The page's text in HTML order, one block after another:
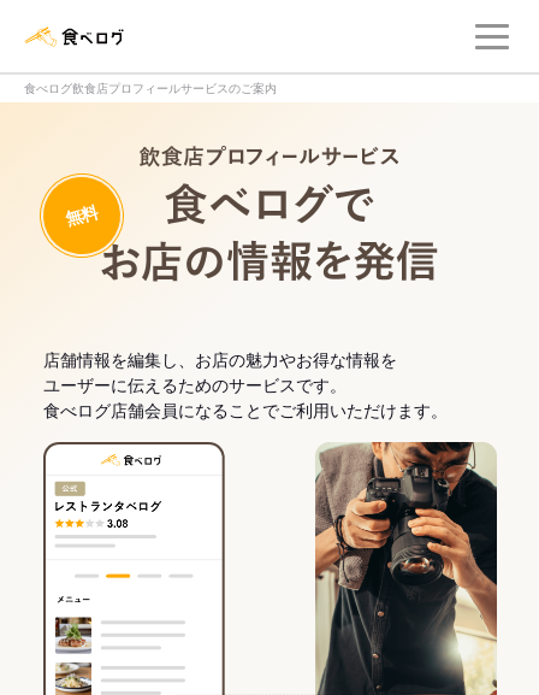
食べログ飲食店プロフィールサービスのご案内
無料
店舗情報を編集し、お店の魅力やお得な情報を
ユーザーに伝えるためのサービスです。
食べログ店舗会員になることでご利用いただけます。